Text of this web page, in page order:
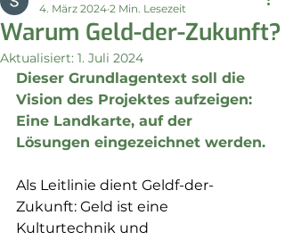
Warum Geld-der-Zukunft?
4. März 2024 2 Min. Lesezeit
Aktualisiert: 1. Juli 2024
Dieser Grundlagentext soll die
Vision des Projektes aufzeigen:
Eine Landkarte, auf der
Lösungen eingezeichnet werden.
Als Leitlinie dient Geldf-der-
Zukunft: Geld ist eine
Kulturtechnik und